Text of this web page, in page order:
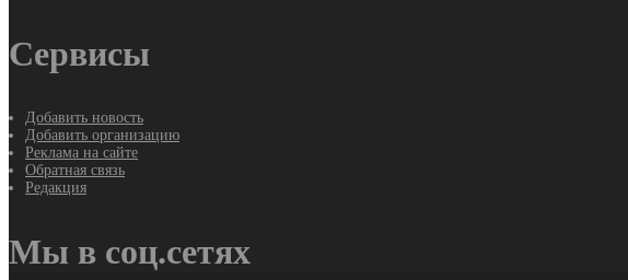
Сервисы
Добавить новость
Добавить организацию
Реклама на сайте
Обратная связь
Редакция
Мы в соц.сетях